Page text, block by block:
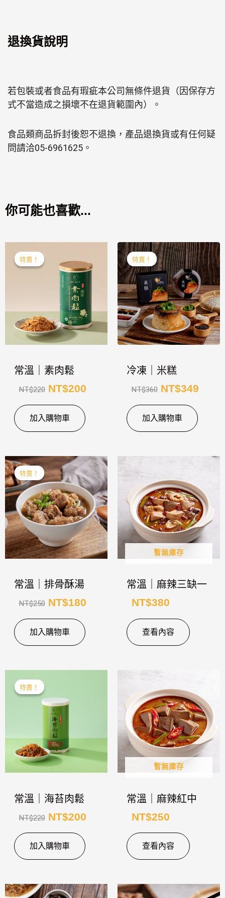
退換貨說明
若包裝或者食品有瑕疵本公司無條件退貨（因保存方
式不當造成之損壞不在退貨範圍內）。
食品類商品拆封後恕不退換，產品退換貨或有任何疑
問請洽05-6961625。
你可能也喜歡...
特賣！
特賣！
常溫｜素肉鬆
NT$220
格：
NT$220。
NT$200
前
格：
NT$200。
加入購物車
特賣！
特賣！
冷凍｜米糕
NT$360
原
始
價
格：
NT$360。
NT$349
目
前
價
格：
加入購物車
特賣！
特賣！
常溫｜排骨酥湯
NT$250
原
始
價
格：
NT$250。
NT$180
目
前
價
格：
NT$180。
加入購物車
暫無庫存
常溫｜麻辣三缺一
NT$380
查看內容
特賣！
特賣！
常溫｜海苔肉鬆
NT$220
始
價
格：
NT$220。
NT$200
NT$200。
加入購物車
暫無庫存
常溫｜麻辣紅中
NT$250
查看內容